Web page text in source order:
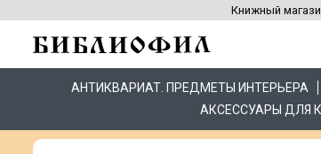
Книжный
АНТИКВАРИАТ. ПРЕДМЕТЫ ИНТЕРЬЕРА
АКСЕССУАРЫ ДЛЯ